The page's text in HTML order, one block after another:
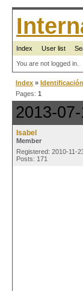
Index User list
You are not logged in.
Index »
Pages: 1
2013-
Isabel
Member
Registered: 2010-11-
Posts: 171